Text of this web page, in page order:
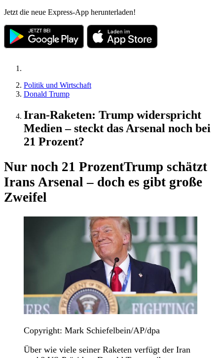
Jetzt die neue Express-App herunterladen!
Politik und Wirtschaft
Donald Trump
Iran-Raketen: Trump widerspricht
Medien – steckt das Arsenal noch bei
21 Prozent?
Nur noch 21 ProzentTrump schätzt
Irans Arsenal – doch es gibt große
Zweifel
Copyright: Mark Schiefelbein/AP/dpa
Über wie viele seiner Raketen verfügt der Iran